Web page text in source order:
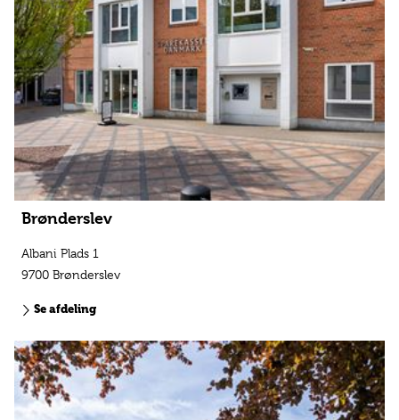
Brønderslev
Albani Plads 1
9700 Brønderslev
Se afdeling